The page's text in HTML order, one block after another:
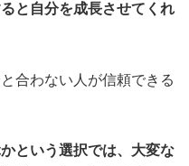
と自分を成長させてくれ
合わない人が信頼できる
という選択では、大変な